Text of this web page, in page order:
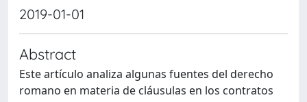
2019-01-01
Abstract
Este artículo analiza algunas fuentes del derecho
romano en materia de cláusulas en los contratos